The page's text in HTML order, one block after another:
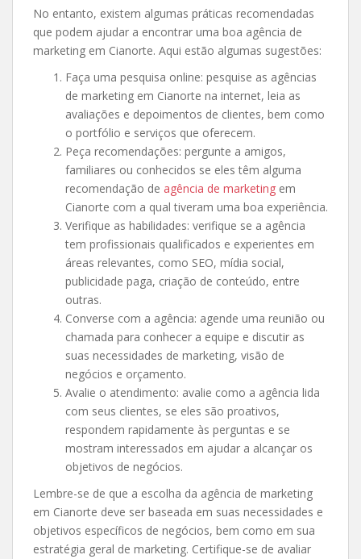
No entanto, existem algumas práticas recomendadas
que podem ajudar a encontrar uma boa agência de
marketing em Cianorte. Aqui estão algumas sugestões:
Faça uma pesquisa online: pesquise as agências
de marketing em Cianorte na internet, leia as
avaliações e depoimentos de clientes, bem como
o portfólio e serviços que oferecem.
Peça recomendações: pergunte a amigos,
familiares ou conhecidos se eles têm alguma
recomendação de agência de marketing em
Cianorte com a qual tiveram uma boa experiência.
Verifique as habilidades: verifique se a agência
tem profissionais qualificados e experientes em
áreas relevantes, como SEO, mídia social,
publicidade paga, criação de conteúdo, entre
outras.
Converse com a agência: agende uma reunião ou
chamada para conhecer a equipe e discutir as
suas necessidades de marketing, visão de
negócios e orçamento.
Avalie o atendimento: avalie como a agência lida
com seus clientes, se eles são proativos,
respondem rapidamente às perguntas e se
mostram interessados em ajudar a alcançar os
objetivos de negócios.
Lembre-se de que a escolha da agência de marketing
em Cianorte deve ser baseada em suas necessidades e
objetivos específicos de negócios, bem como em sua
estratégia geral de marketing. Certifique-se de avaliar